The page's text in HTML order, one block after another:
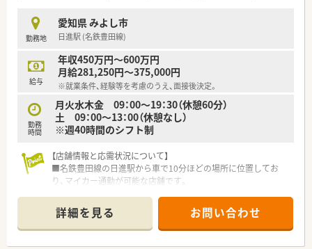
があるのも特徴です
勤務地
愛知県 みよし市
日進駅 (名鉄豊田線)
給与
年収450万円～600万円
月給281,250円～375,000円
※就業条件、経験等を考慮のうえ、面接後決定。
勤務
時間
月火水木金 09：00～19：30（休憩60分）
土 09：00～13：00（休憩なし）
※週40時間のシフト制
【店舗情報と応需状況について】
■名鉄豊田線の日進駅から車で10分ほどの場所に位置してお
り、マイカー通勤が可能な店舗です。
年齢層の患者様に対応しています。
■地域の医療機関と連携しつつ、調剤業務だけでなくOTC医薬品
の販売なども行っています。
詳細を見る お問い合わせ